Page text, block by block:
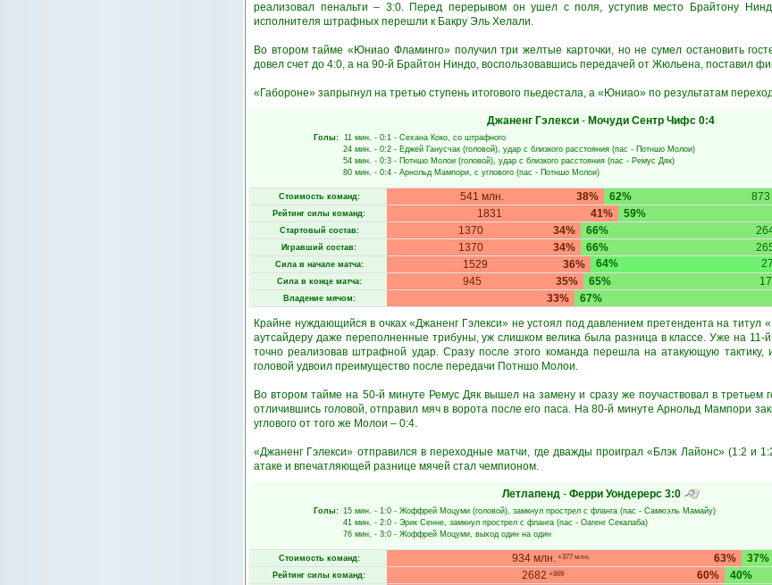
реализовал пенальти – 3:0. Перед перерывом он ушел с поля, уступив место Брайтону
исполнителя штрафных перешли к Бакру Эль Хелали.
Во втором тайме «Юниао Фламинго» получил три желтые карточки, но не сумел остановить
довел счет до 4:0, а на 90-й Брайтон Ниндо, воспользовавшись передачей от Жюльена, поставил
«Габороне» запрыгнул на третью ступень итогового пьедестала, а «Юниао» по результатам
Джаненг Гэлекси- Мочуди Сентр Чифс 0:4
Голы: 11 мин. - 0:1 - Сехана Коко, со штрафного
24 мин. - 0:2 - Еджей Ганусчак (головой), удар с близкого расстояния (пас - Потншо Молои)
54 мин. - 0:3 - Потншо Молои (головой), удар с близкого расстояния (пас - Ремус Дяк)
80 мин. - 0:4 - Арнольд Мампори, с углового (пас - Потншо Молои)
Стоимость команд: 38%
541 млн. 62%
Рейтинг силы команд: 41%
1831 59%
Стартовый состав: 34%
1370 66%
Игравший состав: 34%
1370 66%
Сила в начале матча: 36%
1529 64%
Сила в конце матча: 35%
945 65%
Владение мячом: 33%
67%
Крайне нуждающийся в очках «Джаненг Гэлекси» не устоял под давлением претендента на
аутсайдеру даже переполненные трибуны, уж слишком велика была разница в классе. Уже на 11-
точно реализовав штрафной удар. Сразу после этого команда перешла на атакующую тактику,
головой удвоил преимущество после передачи Потншо Молои.
Во втором тайме на 50-й минуте Ремус Дяк вышел на замену и сразу же поучаствовал в третьем
отличившись головой, отправил мяч в ворота после его паса. На 80-й минуте Арнольд Мампори
углового от того же Молои – 0:4.
«Джаненг Гэлекси» отправился в переходные матчи, где дважды проиграл «Блэк Лайонс» (1:2 и
атаке и впечатляющей разнице мячей стал чемпионом.
Летлапенд- Ферри Уондерерс 3:0
Голы: 15 мин. - 1:0 - Жоффрей Моцуми (головой), замкнул прострел с фланга (пас - Самюэль Мамайу)
41 мин. - 2:0 - Эрик Сенне, замкнул прострел с фланга (пас - Оагенг Секалаба)
76 мин. - 3:0 - Жоффрей Моцуми, выход один на один
Стоимость команд: 63%
934 млн. +377 млн. 37%
Рейтинг силы команд: 60%
2682 +869 40%